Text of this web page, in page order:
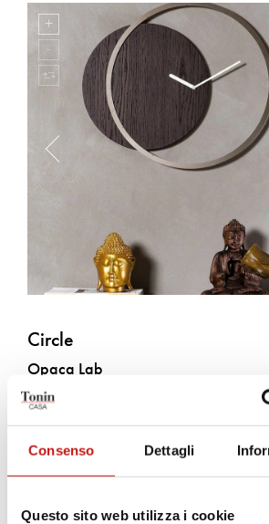
Consenso Dettagli
Questo sito web utilizza i cookie
Circle
Opaca Lab
Un intreccio tra legno e metallo per un orologio
all'insegna della semplicità e del design. Una
oro satinato per dare un giusto tocco di classe.